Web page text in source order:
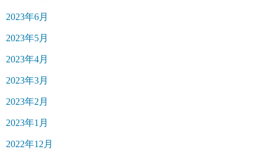
2023年6月
2023年5月
2023年4月
2023年3月
2023年2月
2023年1月
2022年12月